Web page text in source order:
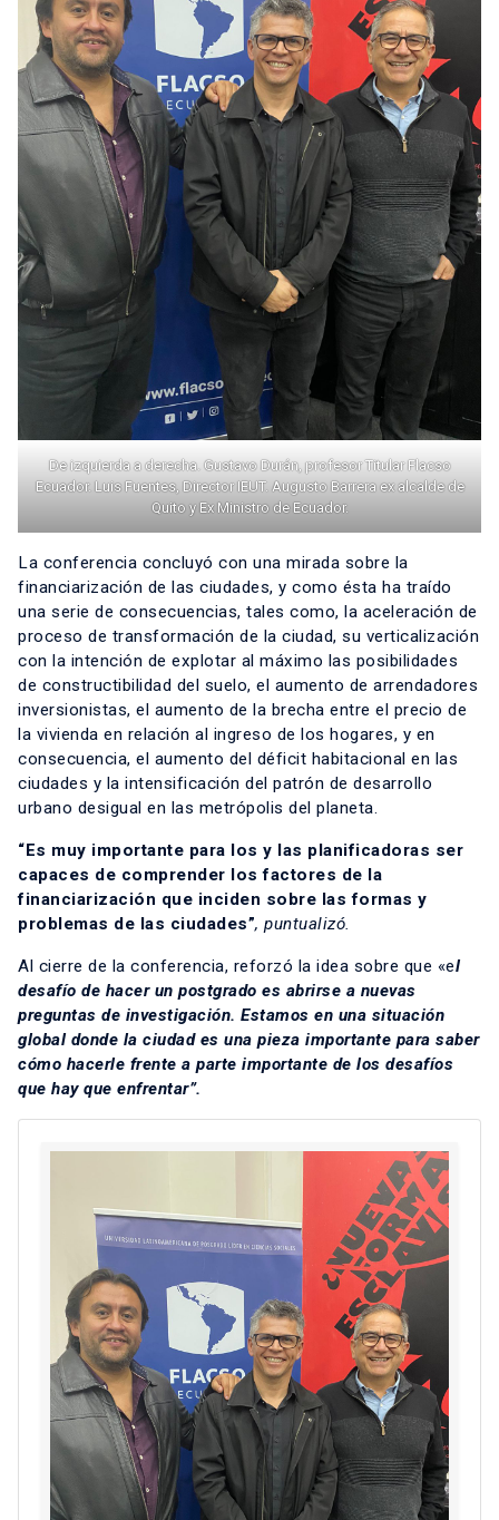
De izquierda a derecha. Gustavo Durán, profesor Titular Flacso
Ecuador. Luis Fuentes, Director IEUT. Augusto Barrera ex alcalde de
Quito y Ex Ministro de Ecuador.
La conferencia concluyó con una mirada sobre la
financiarización de las ciudades, y como ésta ha traído
una serie de consecuencias, tales como, la aceleración de
proceso de transformación de la ciudad, su verticalización
con la intención de explotar al máximo las posibilidades
de constructibilidad del suelo, el aumento de arrendadores
inversionistas, el aumento de la brecha entre el precio de
la vivienda en relación al ingreso de los hogares, y en
consecuencia, el aumento del déficit habitacional en las
ciudades y la intensificación del patrón de desarrollo
urbano desigual en las metrópolis del planeta.
“Es muy importante para los y las planificadoras ser
capaces de comprender los factores de la
financiarización que inciden sobre las formas y
problemas de las ciudades”, puntualizó.
Al cierre de la conferencia, reforzó la idea sobre que «el
desafío de hacer un postgrado es abrirse a nuevas
preguntas de investigación. Estamos en una situación
global donde la ciudad es una pieza importante para saber
cómo hacerle frente a parte importante de los desafíos
que hay que enfrentar”.